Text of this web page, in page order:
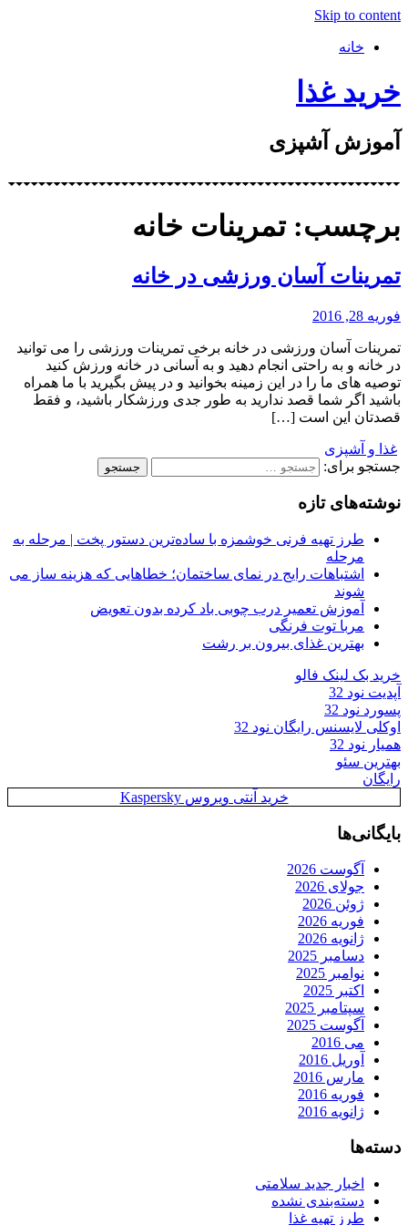
Skip to content
خانه
خرید غذا
آموزش آشپزی
برچسب: تمرینات خانه
تمرینات آسان ورزشی در خانه
فوریه 28, 2016
تمرینات آسان ورزشی در خانه برخی تمرینات ورزشی را می توانید
در خانه و به راحتی انجام دهید و به آسانی در خانه ورزش کنید
توصیه های ما را در این زمینه بخوانید و در پیش بگیرید با ما همراه
باشید اگر شما قصد ندارید به طور جدی ورزشکار باشید، و فقط
قصدتان این است […]
غذا و آشپزی
جستجو برای:
نوشته‌های تازه
طرز تهیه فرنی خوشمزه با ساده‌ترین دستور پخت | مرحله به
مرحله
اشتباهات رایج در نمای ساختمان؛ خطاهایی که هزینه ساز می
شوند
آموزش تعمیر درب چوبی باد کرده بدون تعویض
مربا توت فرنگی
بهترین غذای بیرون بر رشت
خرید بک لینک فالو
آپدیت نود 32
پسورد نود 32
اوکلی لایسنس رایگان نود 32
همیار نود 32
بهترین سئو
رایگان
خرید آنتی ویروس Kaspersky
بایگانی‌ها
آگوست 2026
جولای 2026
ژوئن 2026
فوریه 2026
ژانویه 2026
دسامبر 2025
نوامبر 2025
اکتبر 2025
سپتامبر 2025
آگوست 2025
می 2016
آوریل 2016
مارس 2016
فوریه 2016
ژانویه 2016
دسته‌ها
اخبار جدید سلامتی
دسته‌بندی نشده
طرز تهیه غذا